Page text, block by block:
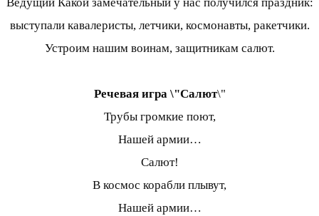
Ведущий Какой замечательный у нас получился праздник:
выступали кавалеристы, летчики, космонавты, ракетчики.
Устроим нашим воинам, защитникам салют.
Речевая игра \"Салют\"
Трубы громкие поют,
Нашей армии…
Салют!
В космос корабли плывут,
Нашей армии…